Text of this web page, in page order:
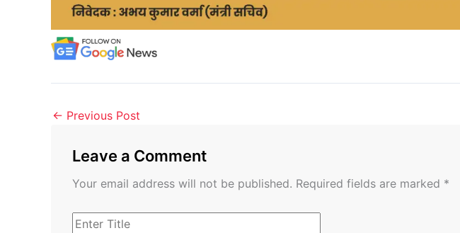
← Previous Post
Leave a Comment
Your email address will not be published. Required fields are marked *